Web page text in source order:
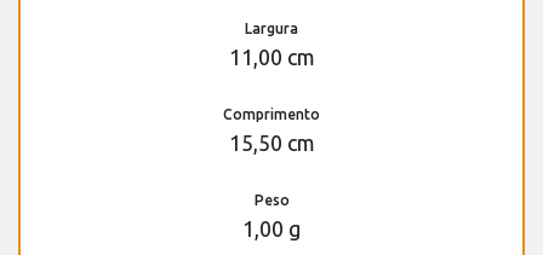
Largura
11,00 cm
Comprimento
15,50 cm
Peso
1,00 g